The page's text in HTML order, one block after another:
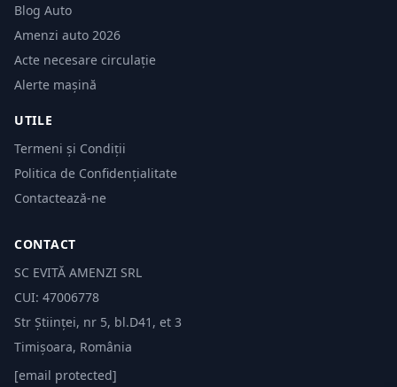
Blog Auto
Amenzi auto 2026
Acte necesare circulație
Alerte mașină
UTILE
Termeni și Condiții
Politica de Confidențialitate
Contactează-ne
CONTACT
SC EVITĂ AMENZI SRL
CUI: 47006778
Str Științei, nr 5, bl.D41, et 3
Timișoara, România
[email protected]